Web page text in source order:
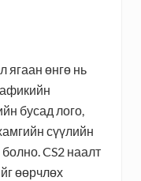
ягаан өнгө нь
бусад лого,
сүүлийн
CS2 наалт
өөрчлөх